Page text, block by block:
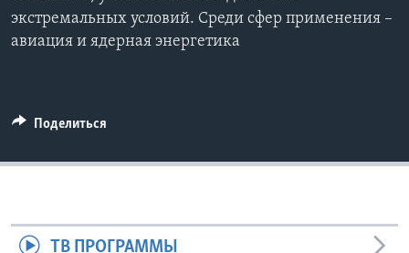
Языки
экстремальных условий. Среди сфер применения –
авиация и ядерная энергетика
Поделиться
ТВ ПРОГРАММЫ